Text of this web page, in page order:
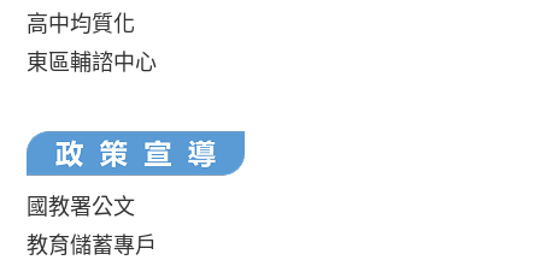
高中均質化
東區輔諮中心
國教署公文
教育儲蓄專戶